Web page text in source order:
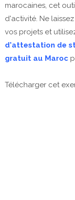
marocaines, cet
d'activité. Ne
vos projets et
d'attestation de
gratuit au Maroc
Télécharger cet